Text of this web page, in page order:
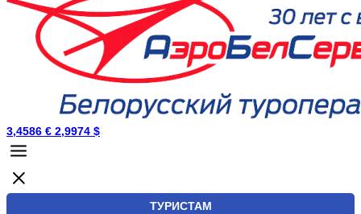
3,4586 € 2,9974 $
ТУРИСТАМ